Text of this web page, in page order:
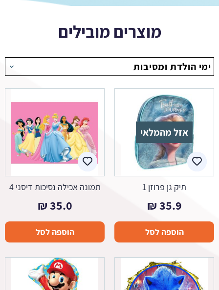
מוצרים מובילים
ימי הולדת ומסיבות
אזל מהמלאי
תיק גן פרוזן 1
35.9
₪
הוספה לסל
תמונה אכילה נסיכות דיסני 4
35.0
₪
הוספה לסל